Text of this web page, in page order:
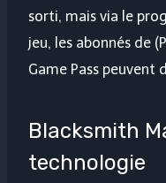
sorti, mais via le
jeu, les abonnés de
Game Pass peuvent
Blacksmith
technologie